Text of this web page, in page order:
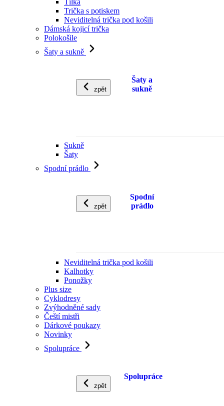
Trička s potiskem
Neviditelná trička pod košili
Dámská kojicí trička
Polokošile
Šaty a sukně
zpět
Šaty a
sukně
Sukně
Šaty
Spodní prádlo
zpět
Spodní
prádlo
Neviditelná trička pod košili
Kalhotky
Ponožky
Plus size
Cyklodresy
Zvýhodněné sady
Čeští mistři
Dárkové poukazy
Novinky
Spolupráce
zpět
Spolupráce